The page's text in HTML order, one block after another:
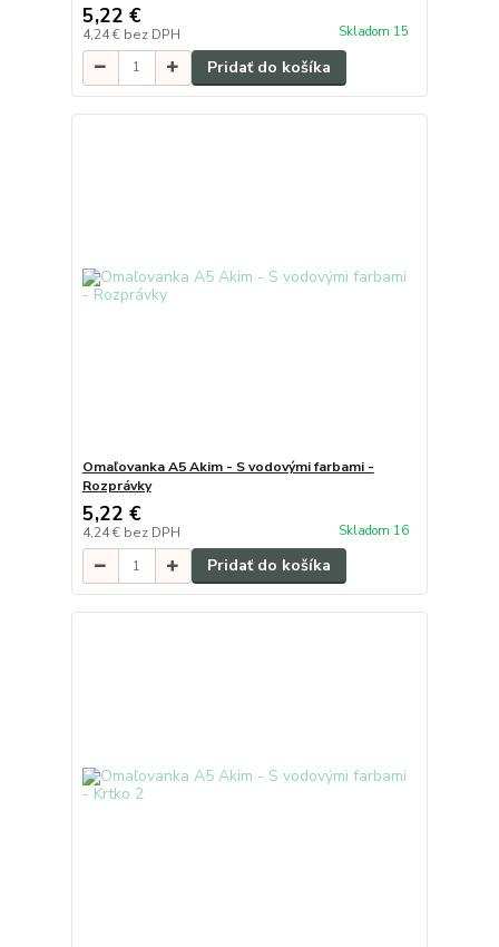
5,22 €
4,24 € bez DPH Skladom 15
Pridať do košíka
Omaľovanka A5 Akim - S vodovými farbami -
Rozprávky
5,22 €
4,24 € bez DPH Skladom 16
Pridať do košíka